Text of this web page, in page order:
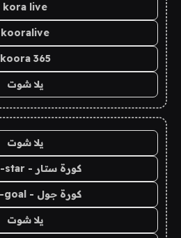
kora live
kooralive
koora 365
يلا شوت
يلا شوت
كورة ستار - koora-star
كورة جول - koora-goal
يلا شوت